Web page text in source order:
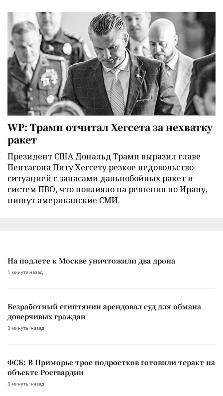
WP: Трамп отчитал Хегсета за нехватку
ракет
Президент США Дональд Трамп выразил главе
Пентагона Питу Хегсету резкое недовольство
ситуацией с запасами дальнобойных ракет и
систем ПВО, что повлияло на решения по Ирану,
пишут американские СМИ.
На подлете к Москве уничтожили два дрона
1 минута назад
Безработный египтянин арендовал суд для обмана
доверчивых граждан
3 минуты назад
ФСБ: В Приморье трое подростков готовили теракт на
объекте Росгвардии
3 минуты назад